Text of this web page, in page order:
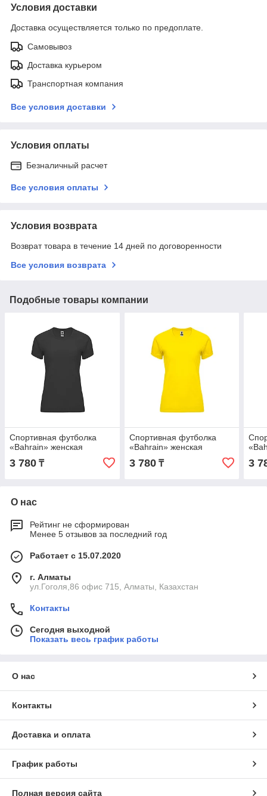
Условия доставки
Доставка осуществляется только по предоплате.
Самовывоз
Доставка курьером
Транспортная компания
Все условия доставки
Условия оплаты
Безналичный расчет
Все условия оплаты
Условия возврата
Возврат товара в течение 14 дней по договоренности
Все условия возврата
Подобные товары компании
Спортивная футболка
«Bahrain» женская
3 780 ₸
Спортивная футболка
«Bahrain» женская
3 780₸ 3
О нас
Рейтинг не сформирован
Менее 5 отзывов за последний год
Работает с 15.07.2020
г. Алматы
ул.Гоголя,86 офис 715, Алматы, Казахстан
Контакты
Сегодня выходной
Показать весь график работы
О нас
Контакты
Доставка и оплата
График работы
Полная версия сайта